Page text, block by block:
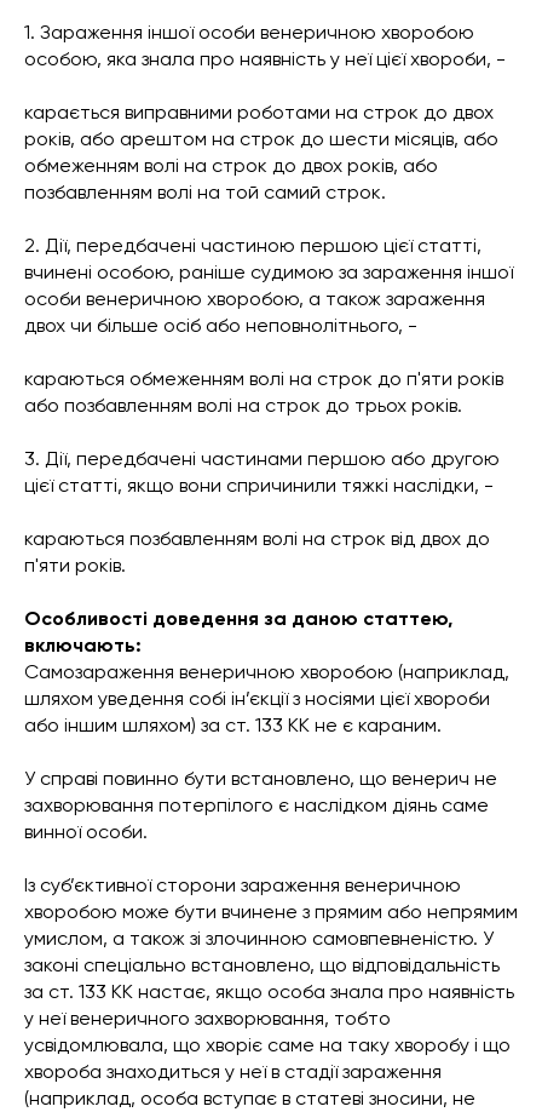
1. Зараження іншої особи венеричною хворобою
особою, яка знала про наявність у неї цієї хвороби, -
карається виправними роботами на строк до двох
років, або арештом на строк до шести місяців, або
обмеженням волі на строк до двох років, або
позбавленням волі на той самий строк.
2. Дії, передбачені частиною першою цієї статті,
вчинені особою, раніше судимою за зараження іншої
особи венеричною хворобою, а також зараження
двох чи більше осіб або неповнолітнього, -
караються обмеженням волі на строк до п'яти років
або позбавленням волі на строк до трьох років.
3. Дії, передбачені частинами першою або другою
цієї статті, якщо вони спричинили тяжкі наслідки, -
караються позбавленням волі на строк від двох до
п'яти років.
Особливості доведення за даною статтею,
включають:
Самозараження венеричною хворобою (наприклад,
шляхом уведення собі ін’єкції з носіями цієї хвороби
або іншим шляхом) за ст. 133 КК не є караним.
У справі повинно бути встановлено, що венерич не
захворювання потерпілого є наслідком діянь саме
винної особи.
Із суб’єктивної сторони зараження венеричною
хворобою може бути вчинене з прямим або непрямим
умислом, а також зі злочинною самовпевненістю. У
законі спеціально встановлено, що відповідальність
за ст. 133 КК настає, якщо особа знала про наявність
у неї венеричного захворювання, тобто
усвідомлювала, що хворіє саме на таку хворобу і що
хвороба знаходиться у неї в стадії зараження
(наприклад, особа вступає в статеві зносини, не